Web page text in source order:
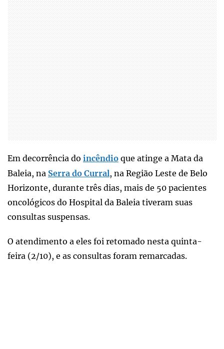
Em decorrência do incêndio que atinge a Mata da
Baleia, na Serra do Curral, na Região Leste de Belo
Horizonte, durante três dias, mais de 50 pacientes
oncológicos do Hospital da Baleia tiveram suas
consultas suspensas.
O atendimento a eles foi retomado nesta quinta-
feira (2/10), e as consultas foram remarcadas.